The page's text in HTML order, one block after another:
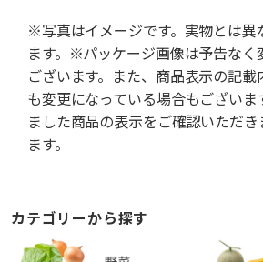
※写真はイメージです。実物とは異
ます。※パッケージ画像は予告なく
ございます。また、商品表示の記載
も変更になっている場合もございま
ました商品の表示をご確認いただ
ます。
カテゴリーから探す